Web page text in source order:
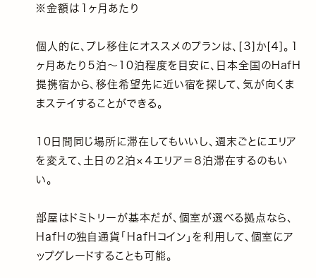
※金額は１ヶ月あたり
個人的に、プレ移住にオススメのプランは、[３]か[４]。１
ヶ月あたり５泊〜10泊程度を目安に、日本全国のHafH
提携宿から、移住希望先に近い宿を探して、気が向くま
まステイすることができる。
10日間同じ場所に滞在してもいいし、週末ごとにエリア
を変えて、土日の２泊×４エリア＝８泊滞在するのもい
い。
部屋はドミトリーが基本だが、個室が選べる拠点なら、
HafHの独自通貨「HafHコイン」を利用して、個室にア
ップグレードすることも可能。